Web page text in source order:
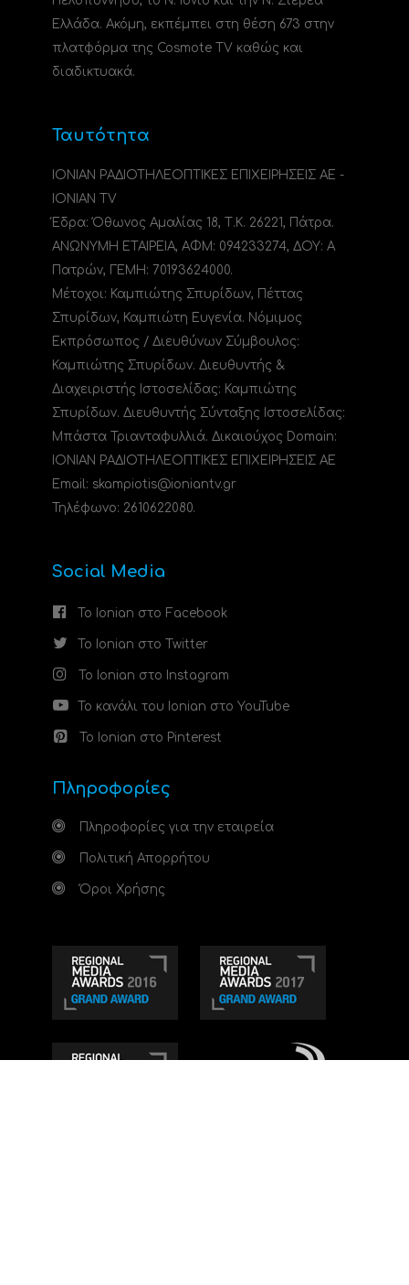
Ελλάδα. Ακόμη, εκπέμπει στη θέση 673 στην
πλατφόρμα της Cosmote TV καθώς και
διαδικτυακά.
Ταυτότητα
ΙΟΝΙΑΝ ΡΑΔΙΟΤΗΛΕΟΠΤΙΚΕΣ ΕΠΙΧΕΙΡΗΣΕΙΣ ΑΕ -
IONIAN TV
Έδρα: Όθωνος Αμαλίας 18, Τ.Κ. 26221, Πάτρα.
ΑΝΩΝΥΜΗ ΕΤΑΙΡΕΙΑ, ΑΦΜ: 094233274, ΔΟΥ: A
Πατρών, ΓΕΜΗ: 70193624000.
Μέτοχοι: Καμπιώτης Σπυρίδων, Πέττας
Σπυρίδων, Καμπιώτη Ευγενία. Νόμιμος
Εκπρόσωπος / Διευθύνων Σύμβουλος:
Καμπιώτης Σπυρίδων. Διευθυντής &
Διαχειριστής Ιστοσελίδας: Καμπιώτης
Σπυρίδων. Διευθυντής Σύνταξης Ιστοσελίδας:
Μπάστα Τριανταφυλλιά. Δικαιούχος Domain:
ΙΟΝΙΑΝ ΡΑΔΙΟΤΗΛΕΟΠΤΙΚΕΣ ΕΠΙΧΕΙΡΗΣΕΙΣ ΑΕ
Email: skampiotis@ioniantv.gr
Τηλέφωνο: 2610622080.
Social Media
Το Ionian στο Facebook
Το Ionian στο Twitter
Το Ionian στο Instagram
Το κανάλι του Ionian στο YouTube
Το Ionian στο Pinterest
Πληροφορίες
Πληροφορίες για την εταιρεία
Πολιτική Απορρήτου
Όροι Χρήσης